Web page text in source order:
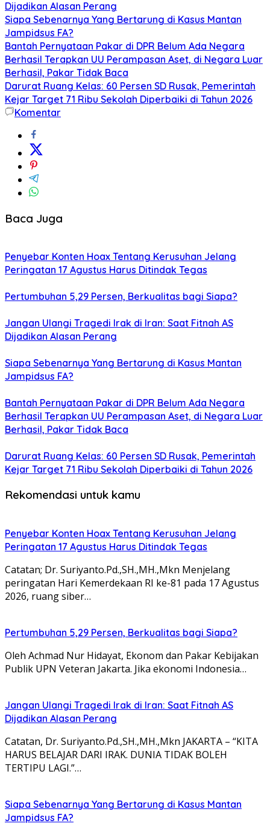
Dijadikan Alasan Perang
Siapa Sebenarnya Yang Bertarung di Kasus Mantan
Jampidsus FA?
Bantah Pernyataan Pakar di DPR Belum Ada Negara
Berhasil Terapkan UU Perampasan Aset, di Negara Luar
Berhasil, Pakar Tidak Baca
Darurat Ruang Kelas: 60 Persen SD Rusak, Pemerintah
Kejar Target 71 Ribu Sekolah Diperbaiki di Tahun 2026
Komentar
Baca Juga
Penyebar Konten Hoax Tentang Kerusuhan Jelang
Peringatan 17 Agustus Harus Ditindak Tegas
Pertumbuhan 5,29 Persen, Berkualitas bagi Siapa?
Jangan Ulangi Tragedi Irak di Iran: Saat Fitnah AS
Dijadikan Alasan Perang
Siapa Sebenarnya Yang Bertarung di Kasus Mantan
Jampidsus FA?
Bantah Pernyataan Pakar di DPR Belum Ada Negara
Berhasil Terapkan UU Perampasan Aset, di Negara Luar
Berhasil, Pakar Tidak Baca
Darurat Ruang Kelas: 60 Persen SD Rusak, Pemerintah
Kejar Target 71 Ribu Sekolah Diperbaiki di Tahun 2026
Rekomendasi untuk kamu
Penyebar Konten Hoax Tentang Kerusuhan Jelang
Peringatan 17 Agustus Harus Ditindak Tegas
Catatan; Dr. Suriyanto.Pd.,SH.,MH.,Mkn Menjelang
peringatan Hari Kemerdekaan RI ke-81 pada 17 Agustus
2026, ruang siber…
Pertumbuhan 5,29 Persen, Berkualitas bagi Siapa?
Oleh Achmad Nur Hidayat, Ekonom dan Pakar Kebijakan
Publik UPN Veteran Jakarta. Jika ekonomi Indonesia…
Jangan Ulangi Tragedi Irak di Iran: Saat Fitnah AS
Dijadikan Alasan Perang
Catatan, Dr. Suriyanto.Pd.,SH.,MH.,Mkn JAKARTA – “KITA
HARUS BELAJAR DARI IRAK. DUNIA TIDAK BOLEH
TERTIPU LAGI.”…
Siapa Sebenarnya Yang Bertarung di Kasus Mantan
Jampidsus FA?